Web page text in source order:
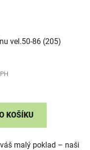
vel.50-86 (205)
KOŠÍKU
malý poklad – naši